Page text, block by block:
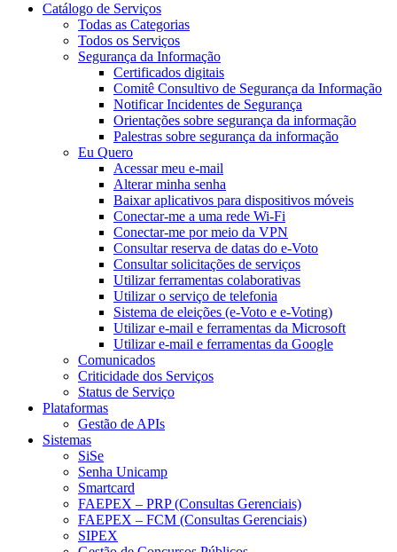
Catálogo de Serviços
Todas as Categorias
Todos os Serviços
Segurança da Informação
Certificados digitais
Comitê Consultivo de Segurança da Informação
Notificar Incidentes de Segurança
Orientações sobre segurança da informação
Palestras sobre segurança da informação
Eu Quero
Acessar meu e-mail
Alterar minha senha
Baixar aplicativos para dispositivos móveis
Conectar-me a uma rede Wi-Fi
Conectar-me por meio da VPN
Consultar reserva de datas do e-Voto
Consultar solicitações de serviços
Utilizar ferramentas colaborativas
Utilizar o serviço de telefonia
Sistema de eleições (e-Voto e e-Voting)
Utilizar e-mail e ferramentas da Microsoft
Utilizar e-mail e ferramentas da Google
Comunicados
Criticidade dos Serviços
Status de Serviço
Plataformas
Gestão de APIs
Sistemas
SiSe
Senha Unicamp
Smartcard
FAEPEX – PRP (Consultas Gerenciais)
FAEPEX – FCM (Consultas Gerenciais)
SIPEX